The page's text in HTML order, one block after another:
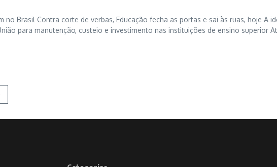
Brasil Contra corte de verbas, Educação fecha as portas e sai às ruas, hoje A
para manutenção, custeio e investimento nas instituições de ensino superior